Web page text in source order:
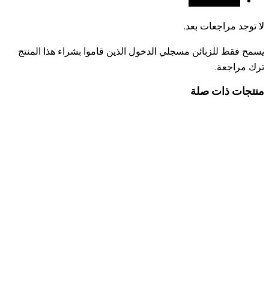
لا توجد مراجعات بعد.
يسمح فقط للزبائن مسجلي الدخول الذين قاموا بشراء هذا المنتج
ترك مراجعة.
منتجات ذات صلة